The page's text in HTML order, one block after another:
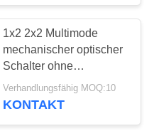
1x2 2x2 Multimode
mechanischer optischer
Schalter ohne
Verriegelung 850nm 5V
LC/PC
Verhandlungsfähig MOQ:10
KONTAKT